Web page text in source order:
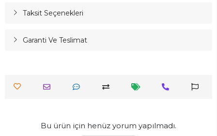
Taksit Seçenekleri
Garanti Ve Teslimat
Bu ürün için henüz yorum yapılmadı.